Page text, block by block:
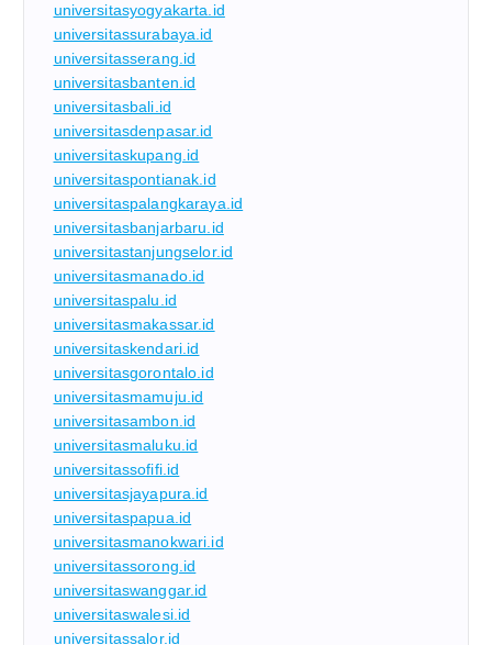
universitasyogyakarta.id
universitassurabaya.id
universitasserang.id
universitasbanten.id
universitasbali.id
universitasdenpasar.id
universitaskupang.id
universitaspontianak.id
universitaspalangkaraya.id
universitasbanjarbaru.id
universitastanjungselor.id
universitasmanado.id
universitaspalu.id
universitasmakassar.id
universitaskendari.id
universitasgorontalo.id
universitasmamuju.id
universitasambon.id
universitasmaluku.id
universitassofifi.id
universitasjayapura.id
universitaspapua.id
universitasmanokwari.id
universitassorong.id
universitaswanggar.id
universitaswalesi.id
universitassalor.id